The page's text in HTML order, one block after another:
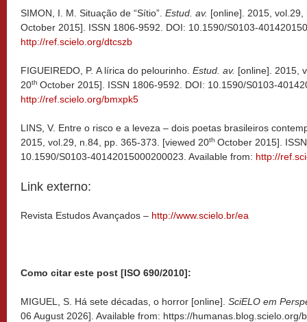
SIMON, I. M. Situação de “Sítio”. Estud. av. [online]. 2015,
October 2015]. ISSN 1806-9592. DOI: 10.1590/S0103-
http://ref.scielo.org/dtcszb
FIGUEIREDO, P. A lírica do pelourinho. Estud. av. [online]. 2015,
20th October 2015]. ISSN 1806-9592. DOI: 10.1590/S0103-
http://ref.scielo.org/bmxpk5
LINS, V. Entre o risco e a leveza – dois poetas brasileiros
2015, vol.29, n.84, pp. 365-373. [viewed 20th October 2015].
10.1590/S0103-40142015000200023. Available from: http://
Link externo:
Revista Estudos Avançados – http://www.scielo.br/ea
Como citar este post [ISO 690/2010]:
MIGUEL, S. Há sete décadas, o horror [online]. SciELO em
06 August 2026]. Available from: https://